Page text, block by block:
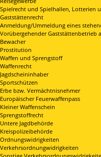
Spielrecht und Spielhallen, Lotterien
Gaststättenrecht
Anmeldung/Ummeldung eines
Vorübergehender Gaststättenbetrieb
Bewacher
Prostitution
Waffen und Sprengstoff
Waffenrecht
Jagdscheininhaber
Sportschützen
Erbe bzw. Vermächtnisnehmer
Europäischer Feuerwaffenpass
Kleiner Waffenschein
Sprengstoffrecht
Untere Jagdbehörde
Kreispolizeibehörde
Ordnungswidrigkeiten
Verkehrsordnungwidrigkeiten